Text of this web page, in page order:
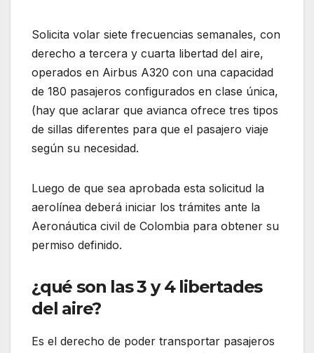
Solicita volar siete frecuencias semanales, con
derecho a tercera y cuarta libertad del aire,
operados en Airbus A320 con una capacidad
de 180 pasajeros configurados en clase única,
(hay que aclarar que avianca ofrece tres tipos
de sillas diferentes para que el pasajero viaje
según su necesidad.
Luego de que sea aprobada esta solicitud la
aerolínea deberá iniciar los trámites ante la
Aeronáutica civil de Colombia para obtener su
permiso definido.
¿qué son las 3 y 4 libertades
del aire?
Es el derecho de poder transportar pasajeros